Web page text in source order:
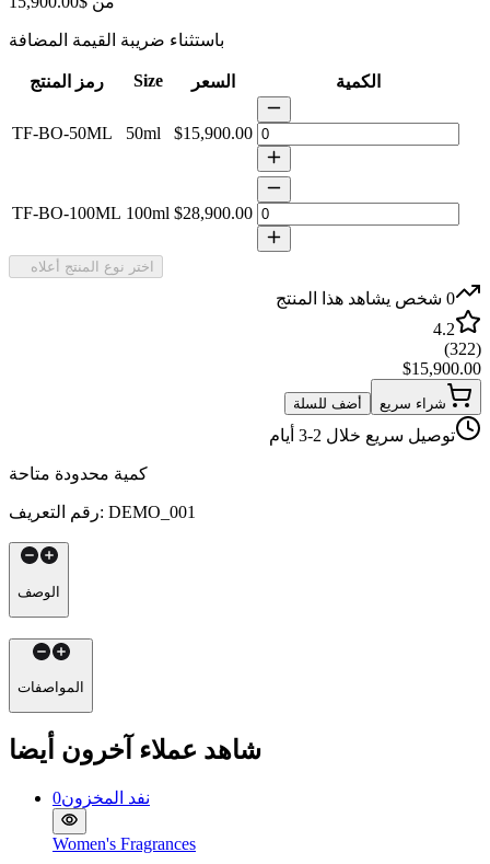
باستثناء ضريبة القيمة المضافة
رمز المنتج Size السعر الكمية
TF-BO-50ML 50ml $15,900.00
TF-BO-100ML 100ml $28,900.00
اختر نوع المنتج أعلاه
0 شخص يشاهد هذا المنتج
4.2
(
322
)
$15,900.00
شراء سريع أضف للسلة
توصيل سريع خلال 2-3 أيام
كمية محدودة متاحة
رقم التعريف: DEMO_001
الوصف
المواصفات
شاهد عملاء آخرون أيضا
نفد المخزون0
Women's Fragrances